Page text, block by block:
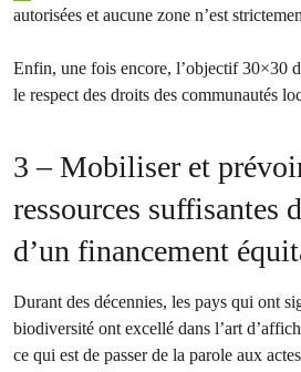
autorisées et aucune zone n’est
Enfin, une fois encore, l’objectif 30×30
le respect des droits des communautés
3 – Mobiliser et
ressources suffisantes
d’un financement
Durant des décennies, les pays qui ont
biodiversité ont excellé dans l’art
ce qui est de passer de la parole aux